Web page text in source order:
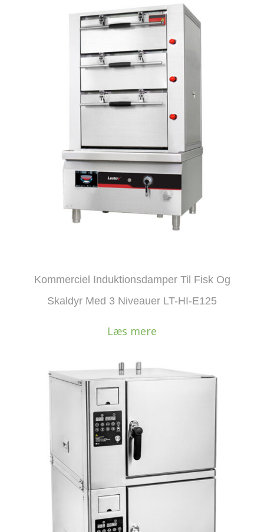
Kommerciel Induktionsdamper Til Fisk Og
Skaldyr Med 3 Niveauer LT-HI-E125
Læs mere